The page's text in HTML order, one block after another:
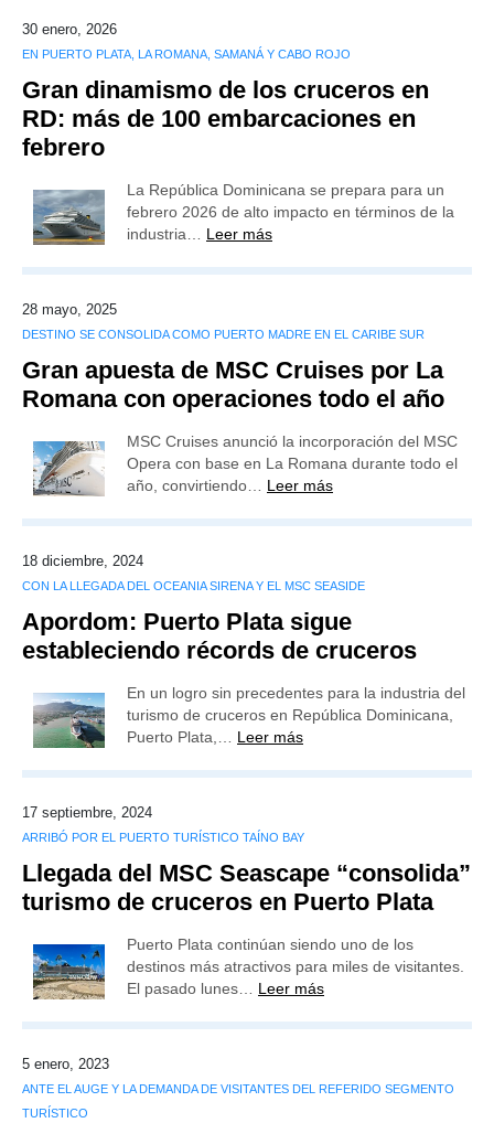
30 enero, 2026
EN PUERTO PLATA, LA ROMANA, SAMANÁ Y CABO ROJO
Gran dinamismo de los cruceros en
RD: más de 100 embarcaciones en
febrero
La República Dominicana se prepara para un
febrero 2026 de alto impacto en términos de la
industria… Leer más
28 mayo, 2025
DESTINO SE CONSOLIDA COMO PUERTO MADRE EN EL CARIBE SUR
Gran apuesta de MSC Cruises por La
Romana con operaciones todo el año
MSC Cruises anunció la incorporación del MSC
Opera con base en La Romana durante todo el
año, convirtiendo… Leer más
18 diciembre, 2024
CON LA LLEGADA DEL OCEANIA SIRENA Y EL MSC SEASIDE
Apordom: Puerto Plata sigue
estableciendo récords de cruceros
En un logro sin precedentes para la industria del
turismo de cruceros en República Dominicana,
Puerto Plata,… Leer más
17 septiembre, 2024
ARRIBÓ POR EL PUERTO TURÍSTICO TAÍNO BAY
Llegada del MSC Seascape “consolida”
turismo de cruceros en Puerto Plata
Puerto Plata continúan siendo uno de los
destinos más atractivos para miles de visitantes.
El pasado lunes… Leer más
5 enero, 2023
ANTE EL AUGE Y LA DEMANDA DE VISITANTES DEL REFERIDO SEGMENTO
TURÍSTICO